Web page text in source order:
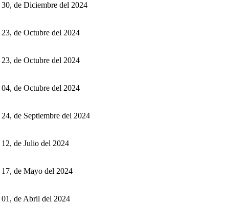
30, de Diciembre del 2024
23, de Octubre del 2024
23, de Octubre del 2024
04, de Octubre del 2024
24, de Septiembre del 2024
12, de Julio del 2024
17, de Mayo del 2024
01, de Abril del 2024